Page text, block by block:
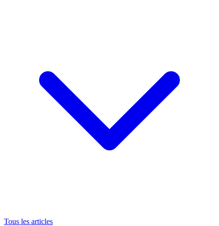
Tous les articles